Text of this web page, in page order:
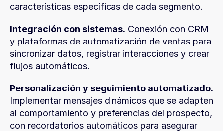
características específicas de cada segmento.
Integración con sistemas. Conexión con CRM
y plataformas de automatización de ventas para
sincronizar datos, registrar interacciones y crear
flujos automáticos.
Personalización y seguimiento automatizado.
Implementar mensajes dinámicos que se adapten
al comportamiento y preferencias del prospecto,
con recordatorios automáticos para asegurar